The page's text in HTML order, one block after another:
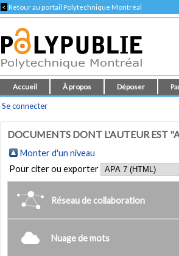
< Retour au portail Polytechnique Montréal
Accueil À propos Déposer
Se connecter
DOCUMENTS DONT L'AUTEUR EST
Monter d'un niveau
Pour citer ou exporter
Réseau de collaboration
Nuage de mots